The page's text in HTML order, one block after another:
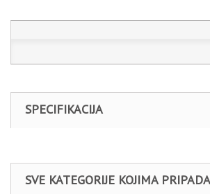
SPECIFIKACIJA
SVE KATEGORIJE KOJIMA